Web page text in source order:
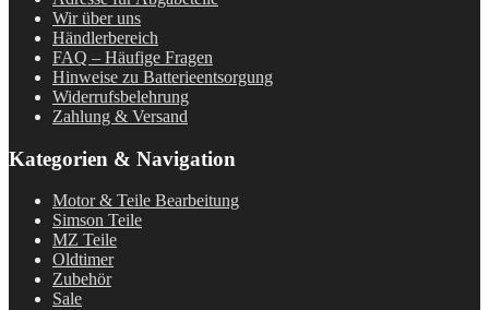
Wir über uns
Händlerbereich
FAQ – Häufige Fragen
Hinweise zu Batterieentsorgung
Widerrufsbelehrung
Zahlung & Versand
Kategorien & Navigation
Motor & Teile Bearbeitung
Simson Teile
MZ Teile
Oldtimer
Zubehör
Sale